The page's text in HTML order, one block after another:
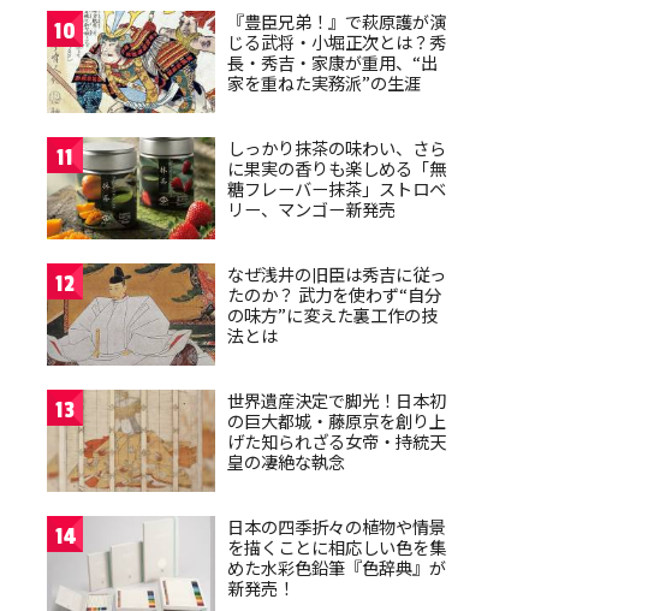
10
『豊臣兄弟！』で萩原護が演
じる武将・小堀正次とは？秀
長・秀吉・家康が重用、“出
家を重ねた実務派”の生涯
11
しっかり抹茶の味わい、さら
に果実の香りも楽しめる「無
糖フレーバー抹茶」ストロベ
リー、マンゴー新発売
12
なぜ浅井の旧臣は秀吉に従っ
たのか？ 武力を使わず“自分
の味方”に変えた裏工作の技
法とは
13
世界遺産決定で脚光！日本初
の巨大都城・藤原京を創り上
げた知られざる女帝・持統天
皇の凄絶な執念
14
日本の四季折々の植物や情景
を描くことに相応しい色を集
めた水彩色鉛筆『色辞典』が
新発売！